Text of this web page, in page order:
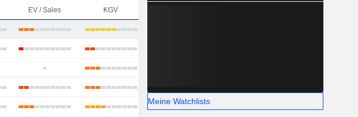
EV / Sales KGV
-
Meine Watchlists